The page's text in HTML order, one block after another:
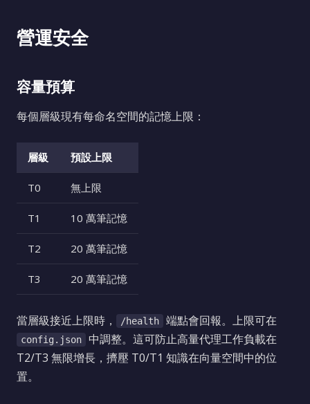
營運安全
容量預算
每個層級現有每命名空間的記憶上限：
層級 預設上限
T0 無上限
T1 10 萬筆記憶
T2 20 萬筆記憶
T3 20 萬筆記憶
當層級接近上限時， /health 端點會回報。上限可在
config.json
中調整。這可防止高量代理工作負載在
T2/T3 無限增長，擠壓 T0/T1 知識在向量空間中的位
置。